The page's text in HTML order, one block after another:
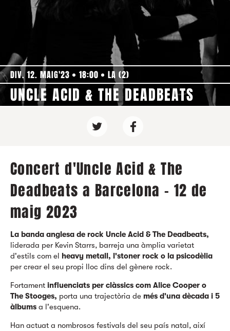
DIV. 12. MAIG'23 18:00 LA (2)
UNCLE ACID & THE DEADBEATS
Concert d'Uncle Acid & The
Deadbeats a Barcelona - 12 de
maig 2023
La banda anglesa de rock Uncle Acid & The Deadbeats,
liderada per Kevin Starrs, barreja una àmplia varietat
d'estils com el heavy metall, l'stoner rock o la psicodèlia
per crear el seu propi lloc dins del gènere rock.
Fortament influenciats per clàssics com Alice Cooper o
The Stooges, porta una trajectòria de més d'una dècada i 5
àlbums a l'esquena.
Han actuat a nombrosos festivals del seu país natal, així